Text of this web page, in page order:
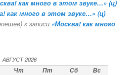
как много в этом звуке…» (ц)
как много в этом звуке…» (ц)
к записи «Москва! как много
АВГУСТ 2026
Чт Пт Сб
Вс